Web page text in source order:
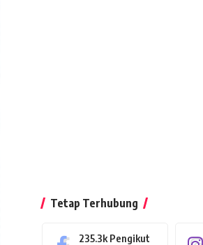
Tetap Terhubung
235.3k Pengikut